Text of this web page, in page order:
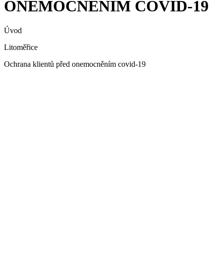
ONEMOCNĚNÍM COVID-19
Úvod
Litoměřice
Ochrana klientů před onemocněním covid-19